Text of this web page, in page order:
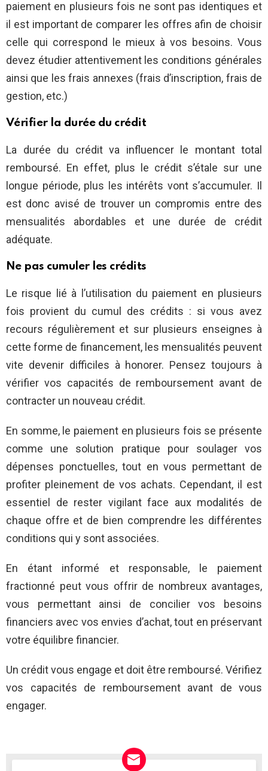
paiement en plusieurs fois ne sont pas identiques et
il est important de comparer les offres afin de choisir
celle qui correspond le mieux à vos besoins. Vous
devez étudier attentivement les conditions générales
ainsi que les frais annexes (frais d’inscription, frais de
gestion, etc.)
Vérifier la durée du crédit
La durée du crédit va influencer le montant total
remboursé. En effet, plus le crédit s’étale sur une
longue période, plus les intérêts vont s’accumuler. Il
est donc avisé de trouver un compromis entre des
mensualités abordables et une durée de crédit
adéquate.
Ne pas cumuler les crédits
Le risque lié à l’utilisation du paiement en plusieurs
fois provient du cumul des crédits : si vous avez
recours régulièrement et sur plusieurs enseignes à
cette forme de financement, les mensualités peuvent
vite devenir difficiles à honorer. Pensez toujours à
vérifier vos capacités de remboursement avant de
contracter un nouveau crédit.
En somme, le paiement en plusieurs fois se présente
comme une solution pratique pour soulager vos
dépenses ponctuelles, tout en vous permettant de
profiter pleinement de vos achats. Cependant, il est
essentiel de rester vigilant face aux modalités de
chaque offre et de bien comprendre les différentes
conditions qui y sont associées.
En étant informé et responsable, le paiement
fractionné peut vous offrir de nombreux avantages,
vous permettant ainsi de concilier vos besoins
financiers avec vos envies d’achat, tout en préservant
votre équilibre financier.
Un crédit vous engage et doit être remboursé. Vérifiez
vos capacités de remboursement avant de vous
engager.